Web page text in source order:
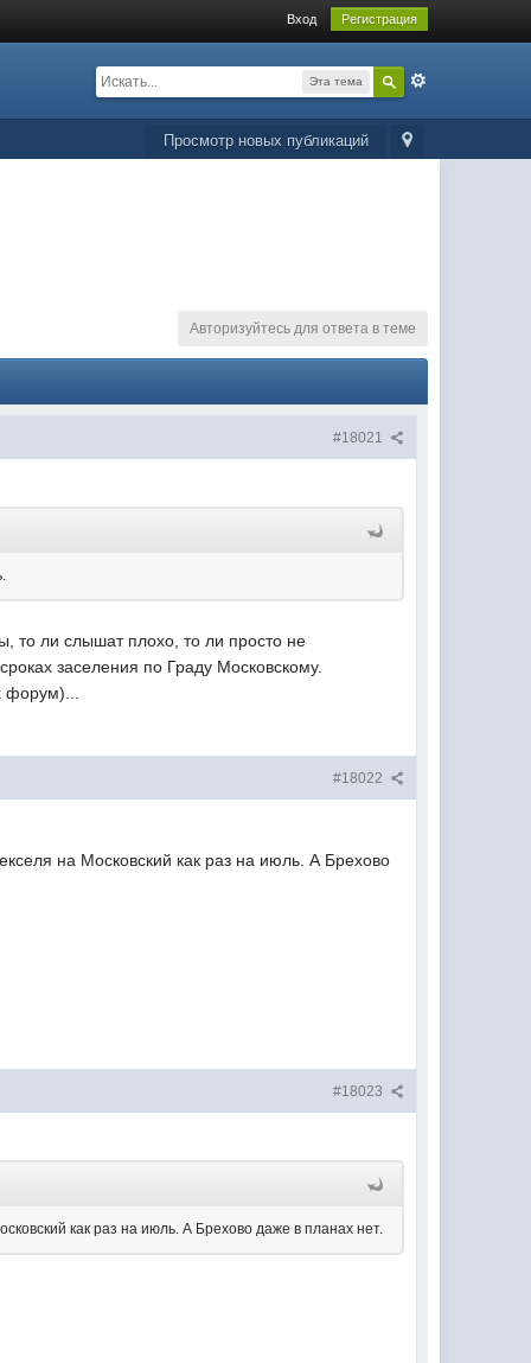
Вход Регистрация
Эта тема
Просмотр новых публикаций
Авторизуйтесь для ответа в теме
#18021
то ли слышат плохо, то ли просто не
заселения по Граду Московскому.
форум)...
#18022
на Московский как раз на июль. А Брехово
#18023
как раз на июль. А Брехово даже в планах нет.